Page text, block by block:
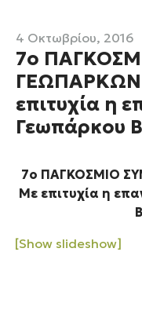
4 Οκτωβρίου, 2016
7ο
ΓΕΩΠΑΡΚΩΝ
επιτυχία η
Γεωπάρκου
7ο ΠΑΓΚΟΣΜΙΟ
Με επιτυχία η
[Show slideshow]